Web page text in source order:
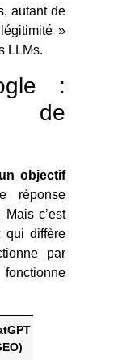
autant de
»
LLMs.
:
de
objectif
réponse
c’est
qui diffère
par